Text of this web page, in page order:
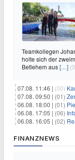
Teamkollegen
holte sich der
Betlehem aus[…]
07.08. 11:46 | (00)
07.08. 09:50 | (01)
06.08. 18:00 | (01)
06.08. 17:05 | (06)
06.08. 16:05 | (02)
FINANZNEWS